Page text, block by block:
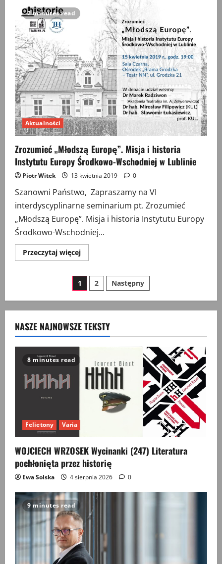
„Młodszą
Europę”.
historia
Instytutu
Europy
Środkowo-
Wschodniej
w
Lublinie
2 minutes read
Aktualności
Zrozumieć „Młodszą Europę”. Misja i historia
Instytutu Europy Środkowo-Wschodniej w Lublinie
Piotr Witek 13 kwietnia 2019 0
Szanowni Państwo, Zapraszamy na VI
interdyscyplinarne seminarium pt. Zrozumieć
„Młodszą Europę”. Misja i historia Instytutu Europy
Środkowo-Wschodniej...
Przeczytaj więcejPrzeczytaj
więcej
„Młodszą
Europę”.
Misja
i
Europy
Środkowo-
Wschodniej
Stronicowanie
wpisów
1 2 Następny
NASZE NAJNOWSZE TEKSTY
8 minutes read
Felietony Varia
WOJCIECH WRZOSEK Wycinanki (247) Literatura
pochłonięta przez historię
Ewa Solska 4 sierpnia 2026 0
9 minutes read